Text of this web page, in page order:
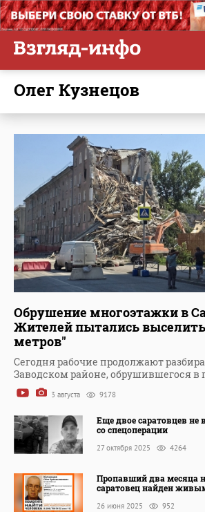
Олег Кузнецов
Обрушение многоэтажки в
Жителей пытались
метров"
Сегодня рабочие продолжают
Заводском районе, обрушившегося в
3 августа 9178
Еще двое саратовцев
со спецоперации
27 октября 2025 4264
Пропавший два месяца
саратовец найден
26 июня 2025 952